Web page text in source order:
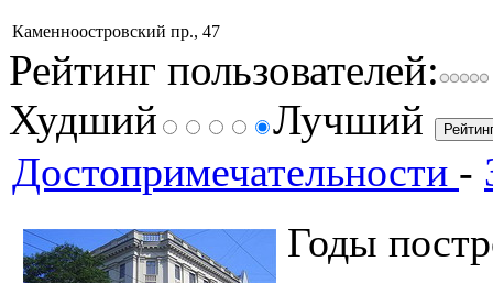
Каменноостровский пр., 47
Рейтинг пользователей:
Худший
Лучший
Достопримечательности -
Годы